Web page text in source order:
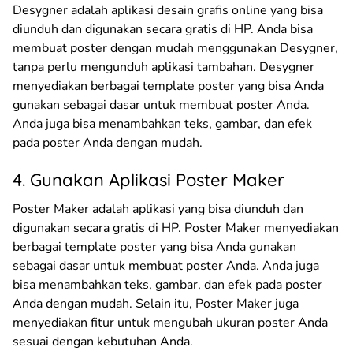
Desygner adalah aplikasi desain grafis online yang bisa
diunduh dan digunakan secara gratis di HP. Anda bisa
membuat poster dengan mudah menggunakan Desygner,
tanpa perlu mengunduh aplikasi tambahan. Desygner
menyediakan berbagai template poster yang bisa Anda
gunakan sebagai dasar untuk membuat poster Anda.
Anda juga bisa menambahkan teks, gambar, dan efek
pada poster Anda dengan mudah.
4. Gunakan Aplikasi Poster Maker
Poster Maker adalah aplikasi yang bisa diunduh dan
digunakan secara gratis di HP. Poster Maker menyediakan
berbagai template poster yang bisa Anda gunakan
sebagai dasar untuk membuat poster Anda. Anda juga
bisa menambahkan teks, gambar, dan efek pada poster
Anda dengan mudah. Selain itu, Poster Maker juga
menyediakan fitur untuk mengubah ukuran poster Anda
sesuai dengan kebutuhan Anda.